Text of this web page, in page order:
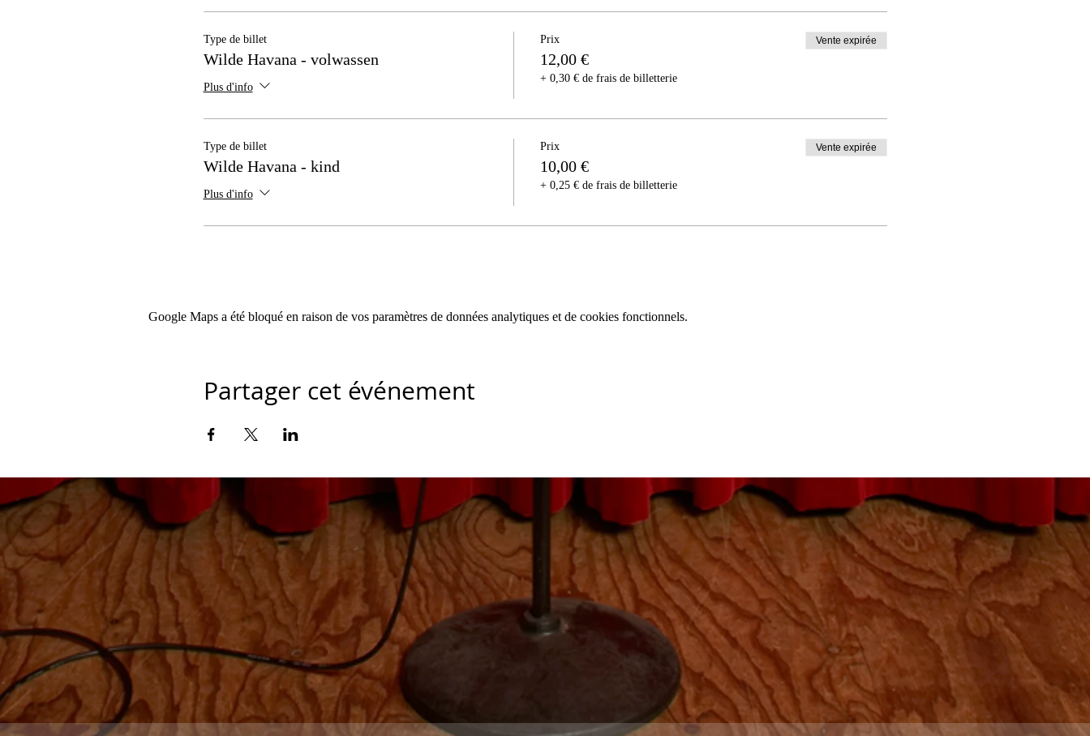
Type de billet
Wilde Havana - volwassen
Plus d'info
Prix
12,00 €
+ 0,30 € de frais de billetterie
Vente expirée
Type de billet
Wilde Havana - kind
Plus d'info
Prix
10,00 €
+ 0,25 € de frais de billetterie
Vente expirée
Google Maps a été bloqué en raison de vos paramètres de données analytiques et de cookies fonctionnels.
Partager cet événement